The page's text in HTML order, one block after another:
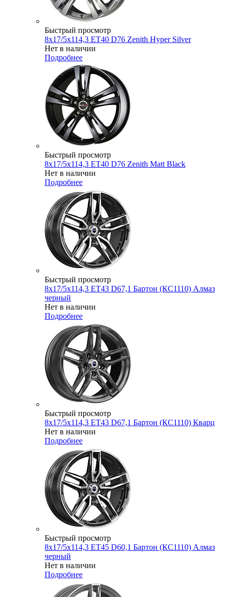
Быстрый просмотр
8x17/5x114,3 ET40 D76 Zenith Hyper Silver
Нет в наличии
Подробнее
Быстрый просмотр
8x17/5x114,3 ET40 D76 Zenith Matt Black
Нет в наличии
Подробнее
Быстрый просмотр
8x17/5x114,3 ET43 D67,1 Бартон (КС1110) Алмаз
черный
Нет в наличии
Подробнее
Быстрый просмотр
8x17/5x114,3 ET43 D67,1 Бартон (КС1110) Кварц
Нет в наличии
Подробнее
Быстрый просмотр
8x17/5x114,3 ET45 D60,1 Бартон (КС1110) Алмаз
черный
Нет в наличии
Подробнее